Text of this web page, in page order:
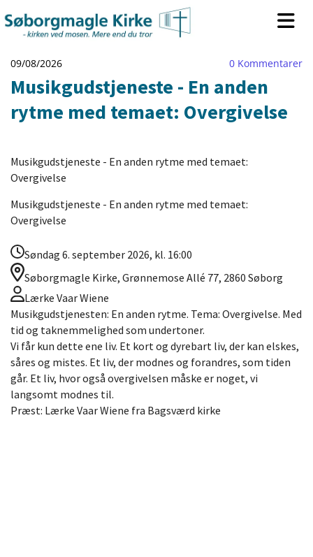
09/08/2026 0 Kommentarer
Musikgudstjeneste - En anden
rytme med temaet: Overgivelse
Musikgudstjeneste - En anden rytme med temaet:
Overgivelse
Musikgudstjeneste - En anden rytme med temaet:
Overgivelse
Søndag 6. september 2026, kl. 16:00
Søborgmagle Kirke, Grønnemose Allé 77, 2860 Søborg
Lærke Vaar Wiene
Musikgudstjenesten: En anden rytme. Tema: Overgivelse. Med
tid og taknemmelighed som undertoner.
Vi får kun dette ene liv. Et kort og dyrebart liv, der kan elskes,
såres og mistes. Et liv, der modnes og forandres, som tiden
går. Et liv, hvor også overgivelsen måske er noget, vi
langsomt modnes til.
Præst: Lærke Vaar Wiene fra Bagsværd kirke